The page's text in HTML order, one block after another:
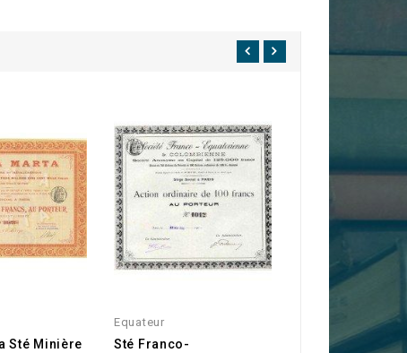
Sté Minière
Equateur
Sté Franco-
République de